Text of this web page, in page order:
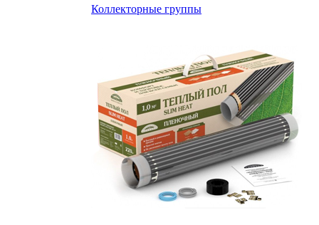
Коллекторные группы